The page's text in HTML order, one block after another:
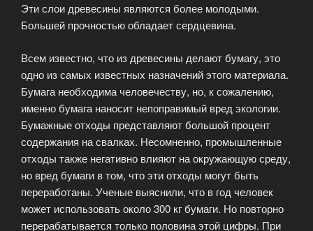
Эти слои древесины являются более молодыми.
Большей прочностью обладает сердцевина.
Всем известно, что из древесины делают бумагу, это
одно из самых известных назначений этого материала.
Бумага необходима человечеству, но, к сожалению,
именно бумага наносит непоправимый вред экологии.
Бумажные отходы представляют большой процент
содержания на свалках. Несомненно, промышленные
отходы также негативно влияют на окружающую среду,
но вред бумаги в том, что эти отходы могут быть
переработаны. Ученые выяснили, что в год человек
может использовать около 300 кг бумаги. Но повторно
перерабатывается только половина этой цифры. При